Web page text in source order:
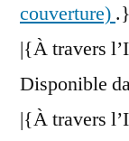
couverture) .}
|{À travers
Disponible
|{À travers